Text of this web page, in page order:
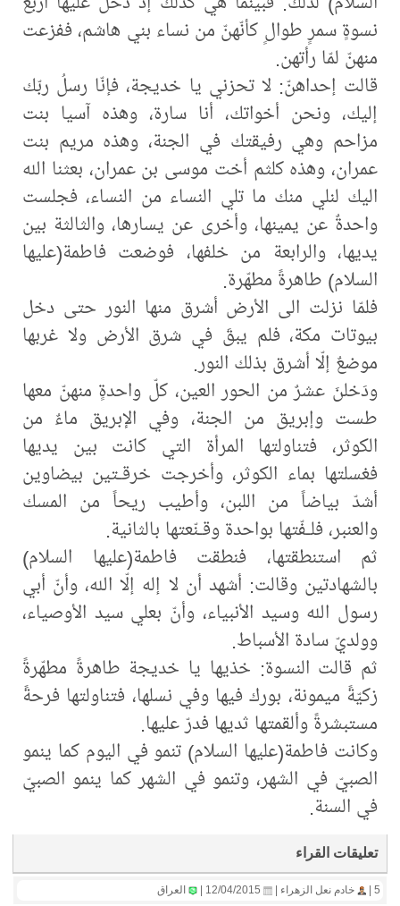
نسوةٍ سمرٍ طوالٍ كأنّهنّ من نساء بني هاشم، ففزعت
منهنّ لمّا رأتهن.
قالت إحداهنّ: لا تحزني يا خديجة، فإنّا رسلُ ربّك
إليك، ونحن أخواتك، أنا سارة، وهذه آسيا بنت
مزاحم وهي رفيقتك في الجنة، وهذه مريم بنت
عمران، وهذه كلثم أخت موسى بن عمران، بعثنا الله
اليك لنلي منك ما تلي النساء من النساء، فجلست
واحدةٌ عن يمينها، وأخرى عن يسارها، والثالثة بين
يديها، والرابعة من خلفها، فوضعت فاطمة(عليها
السلام) طاهرةً مطهّرة.
فلمّا نزلت الى الأرض أشرق منها النور حتى دخل
بيوتات مكة، فلم يبقَ في شرق الأرض ولا غربها
موضعٌ إلّا أشرق بذلك النور.
ودَخلنَ عشرٌ من الحور العين، كلّ واحدةٍ منهنّ معها
طست وإبريق من الجنة، وفي الإبريق ماءٌ من
الكوثر، فتناولتها المرأة التي كانت بين يديها
فغسلتها بماء الكوثر، وأخرجت خرقـتين بيضاوين
أشدّ بياضاً من اللبن، وأطيب ريحاً من المسك
والعنبر، فلـفّتها بواحدة وقـنّعتها بالثانية.
ثم استنطقتها، فنطقت فاطمة(عليها السلام)
بالشهادتين وقالت: أشهد أن لا إله إلّا الله، وأنّ أبي
رسول الله وسيد الأنبياء، وأنّ بعلي سيد الأوصياء،
وولديّ سادة الأسباط.
ثم قالت النسوة: خذيها يا خديجة طاهرةً مطهّرةً
زكيّةً ميمونة، بورك فيها وفي نسلها، فتناولتها فرحةً
مستبشرةً وألقمتها ثديها فدرّ عليها.
وكانت فاطمة(عليها السلام) تنمو في اليوم كما ينمو
الصبيّ في الشهر، وتنمو في الشهر كما ينمو الصبيّ
في السنة.
تعليقات القراء
5 | خادم نعل الزهراء | العراق